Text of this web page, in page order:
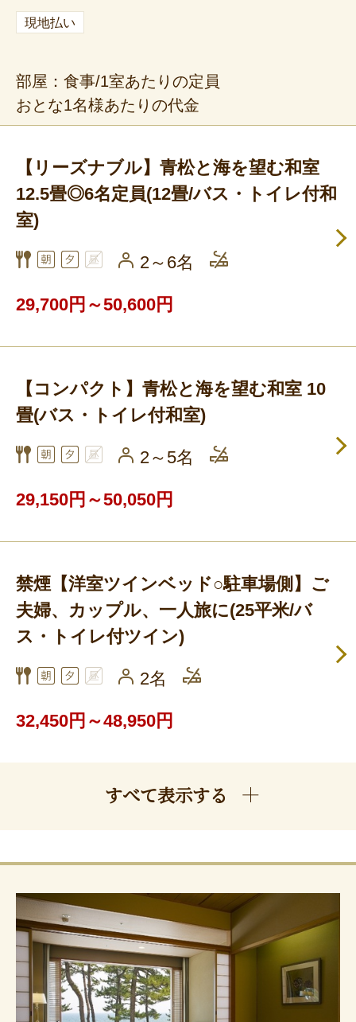
現地払い
部屋：食事/1室あたりの定員
おとな1名様あたりの代金
【リーズナブル】青松と海を望む和室
12.5畳◎6名定員(12畳/バス・トイレ付和
室)
2～6名
29,700円～50,600円
【コンパクト】青松と海を望む和室 10
畳(バス・トイレ付和室)
2～5名
29,150円～50,050円
禁煙【洋室ツインベッド○駐車場側】ご
夫婦、カップル、一人旅に(25平米/バ
ス・トイレ付ツイン)
2名
32,450円～48,950円
すべて表示する